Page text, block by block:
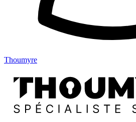
Thoumyre